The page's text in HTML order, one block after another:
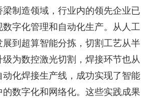
造领域，行业内的领先企业已
字化管理和自动化生产。从人工
到超算智能分拣，切割工艺从半
级为数控激光切割，焊接环节也从
动化焊接生产线，成功实现了智能
数字化和网络化。这些实践成果